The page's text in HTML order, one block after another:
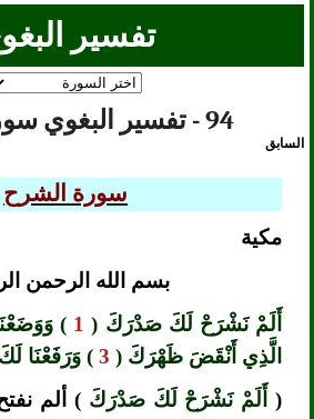
تفسير
94 - تفسير البغوي سورة الشرح
السابق
سورة الشرح
مكية
بسم الله الرحمن
أَلَمْ نَشْرَحْ لَكَ صَدْرَكَ (1
)
الَّذِي أَنْقَضَ ظَهْرَكَ (3 ) وَرَفَعْنَا
(أَلَمْ نَشْرَحْ لَكَ صَدْرَكَ ) ألم